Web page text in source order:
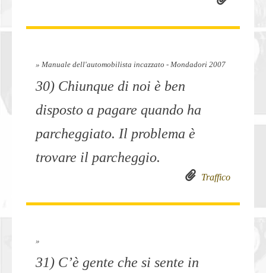
» Manuale dell'automobilista incazzato - Mondadori 2007
30) Chiunque di noi è ben
disposto a pagare quando ha
parcheggiato. Il problema è
trovare il parcheggio.
Traffico
»
31) C’è gente che si sente in